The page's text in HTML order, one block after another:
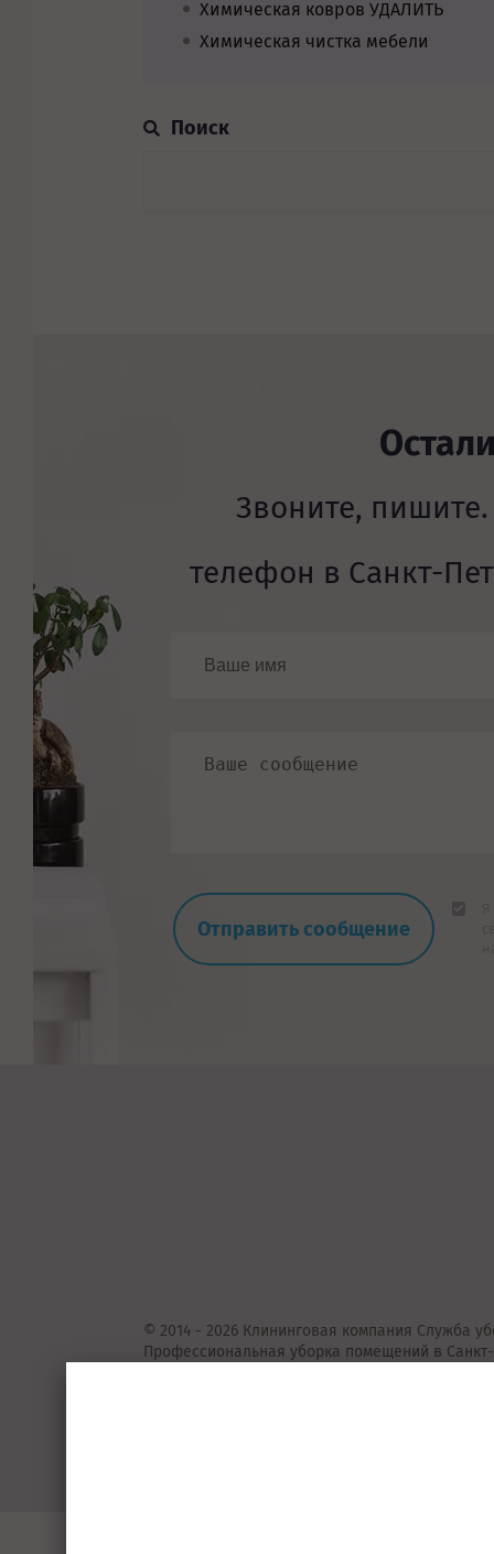
Химическая ковров УДАЛИТЬ
Химическая чистка мебели
Звоните,
телефон в Санкт-
© 2014 - 2026 Клининговая компания Служба
Профессиональная уборка помещений в